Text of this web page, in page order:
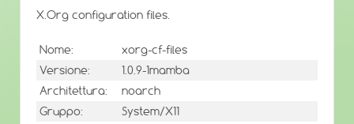
X.Org configuration files.
Nome:
xorg-cf-files
Versione:
1.0.9-1mamba
Architettura:
noarch
Gruppo:
System/X11